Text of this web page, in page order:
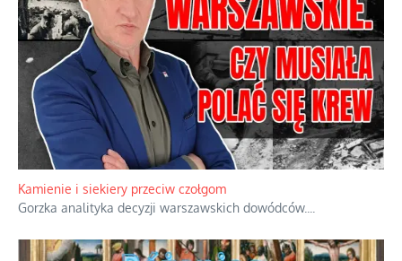
Kamienie i siekiery przeciw czołgom
Gorzka analityka decyzji warszawskich dowódców.